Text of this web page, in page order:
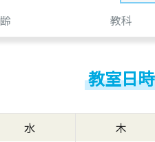
教科
教室日時
水
木